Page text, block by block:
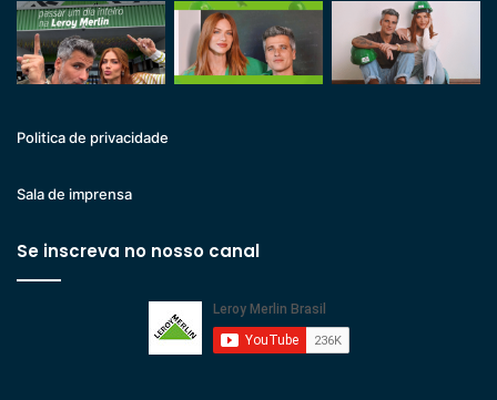
Politica de privacidade
Sala de imprensa
Se inscreva no nosso canal